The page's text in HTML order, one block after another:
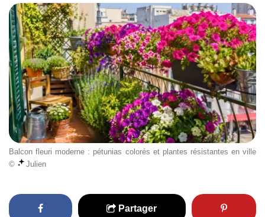
Balcon fleuri moderne : pétunias colorés et plantes résistantes en ville
©
Julien
Partager